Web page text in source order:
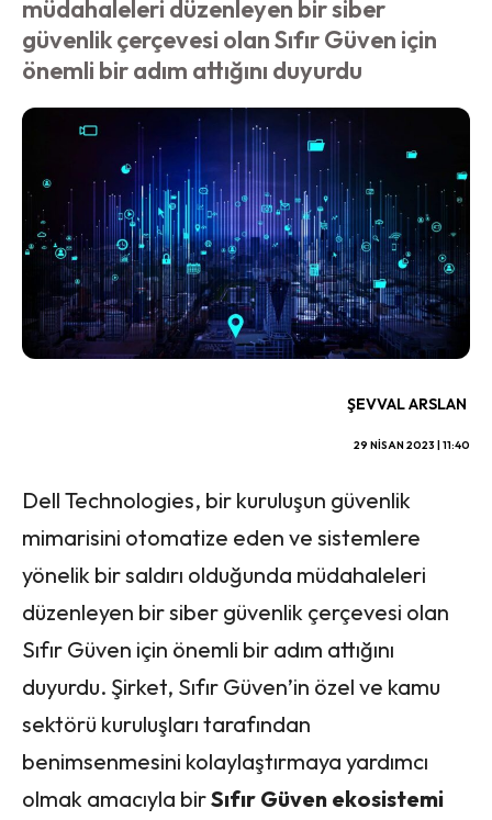
müdahaleleri düzenleyen bir siber
güvenlik çerçevesi olan Sıfır Güven için
önemli bir adım attığını duyurdu
ŞEVVAL ARSLAN
29 NISAN 2023 | 11:40
Dell Technologies, bir kuruluşun güvenlik
mimarisini otomatize eden ve sistemlere
yönelik bir saldırı olduğunda müdahaleleri
düzenleyen bir siber güvenlik çerçevesi olan
Sıfır Güven için önemli bir adım attığını
duyurdu. Şirket, Sıfır Güven’in özel ve kamu
sektörü kuruluşları tarafından
benimsenmesini kolaylaştırmaya yardımcı
olmak amacıyla birSıfır Güven ekosistemi